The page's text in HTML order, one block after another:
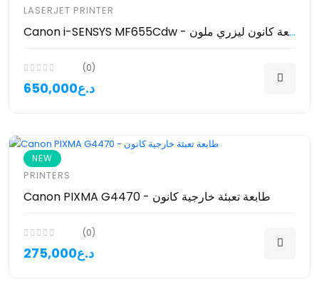
LASERJET PRINTER
Canon i-SENSYS MF655Cdw - طابعة كانون ليزري ملون
(0)
650,000د.ع
NEW
PRINTERS
Canon PIXMA G4470 - طابعة تعبئة خارجية كانون
(0)
275,000د.ع